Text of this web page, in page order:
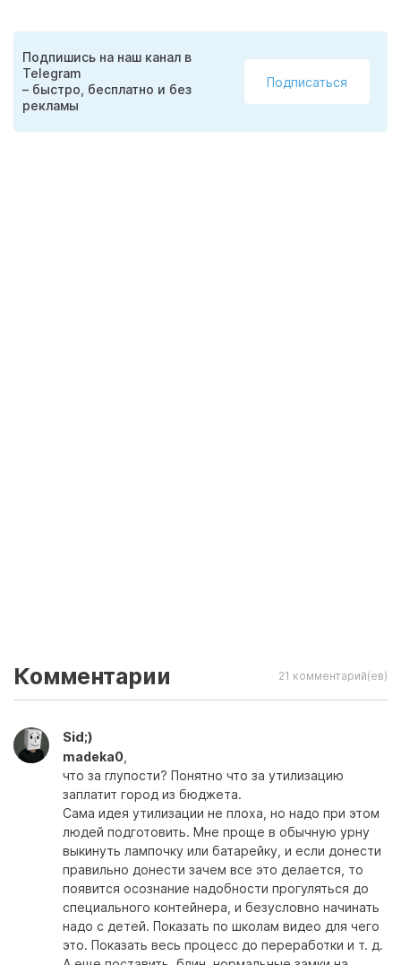
Подпишись на наш канал в
Telegram
– быстро, бесплатно и без
рекламы
Подписаться
Комментарии 21 комментарий(ев)
Sid;)
madeka0
что за глупости? Понятно что за утилизацию
заплатит город из бюджета.
Сама идея утилизации не плоха, но надо при этом
людей подготовить. Мне проще в обычную урну
выкинуть лампочку или батарейку, и если донести
правильно донести зачем все это делается, то
появится осознание надобности прогуляться до
специального контейнера, и безусловно начинать
надо с детей. Показать по школам видео для чего
это. Показать весь процесс до переработки и т. д.